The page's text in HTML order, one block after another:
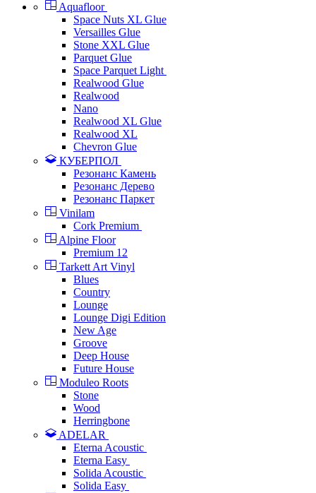
Aquafloor
Space Nuts XL Glue
Versailles Glue
Stone XXL Glue
Parquet Glue
Space Parquet Light
Realwood Glue
Realwood
Nano
Realwood XL Glue
Realwood XL
Chevron Glue
КУБЕРПОЛ
Резонанс Камень
Резонанс Дерево
Резонанс Паркет
Vinilam
Cork Premium
Alpine Floor
Premium 12
Tarkett Art Vinyl
Blues
Country
Lounge
Lounge Digi Edition
New Age
Groove
Deep House
Future House
Moduleo Roots
Stone
Wood
Herringbone
ADELAR
Eterna Acoustic
Eterna Easy
Solida Acoustic
Solida Easy